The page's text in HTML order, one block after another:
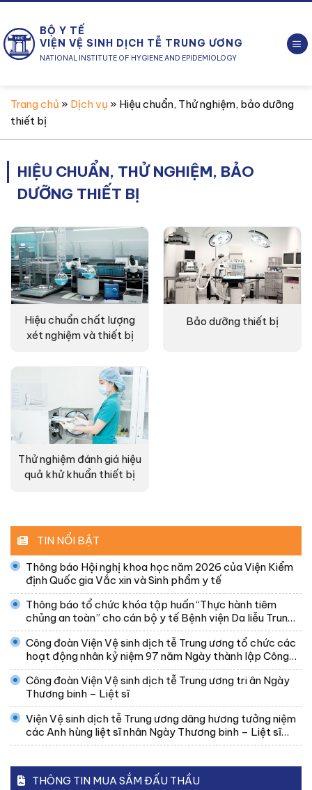
nội
dung
BỘ Y TẾ
VIỆN VỆ SINH DỊCH TỄ TRUNG ƯƠNG
NATIONAL INSTITUTE OF HYGIENE AND EPIDEMIOLOGY
Trang chủ » Dịch vụ » Hiệu chuẩn, Thử nghiệm, bảo dưỡng
thiết bị
HIỆU CHUẨN, THỬ NGHIỆM, BẢO
DƯỠNG THIẾT BỊ
Hiệu chuẩn chất lượng
xét nghiệm và thiết bị
Bảo dưỡng thiết bị
Thử nghiệm đánh giá hiệu
quả khử khuẩn thiết bị
TIN NỔI BẬT
Thông báo Hội nghị khoa học năm 2026 của Viện Kiểm
định Quốc gia Vắc xin và Sinh phẩm y tế
Thông báo tổ chức khóa tập huấn “Thực hành tiêm
chủng an toàn” cho cán bộ y tế Bệnh viện Da liễu Trung
ương
Công đoàn Viện Vệ sinh dịch tễ Trung ương tổ chức các
hoạt động nhân kỷ niệm 97 năm Ngày thành lập Công
đoàn Việt Nam
Công đoàn Viện Vệ sinh dịch tễ Trung ương tri ân Ngày
Thương binh – Liệt sĩ
Viện Vệ sinh dịch tễ Trung ương dâng hương tưởng niệm
các Anh hùng liệt sĩ nhân Ngày Thương binh – Liệt sĩ
27/7
THÔNG TIN MUA SẮM ĐẤU THẦU